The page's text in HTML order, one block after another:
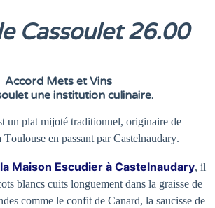
Cassoulet 26.00
Accord Mets et Vins
une institution culinaire.
un plat mijoté traditionnel, originaire de
Toulouse en passant par Castelnaudary.
Maison Escudier à Castelnaudary, il
blancs cuits longuement dans la graisse de
comme le confit de Canard, la saucisse de